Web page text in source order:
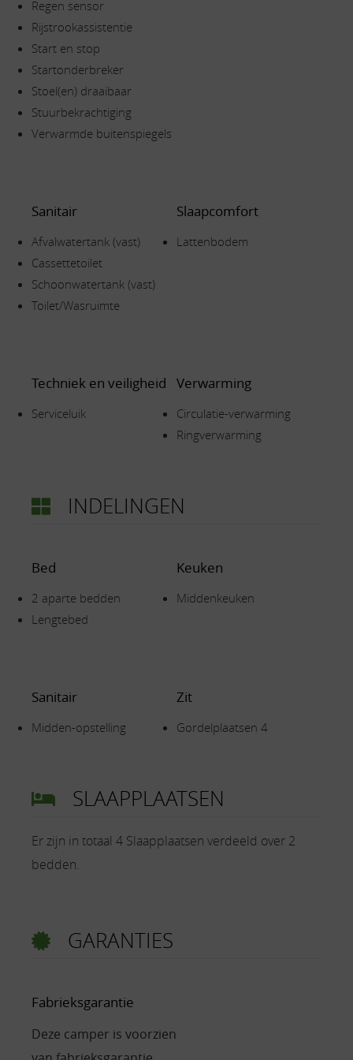
Regen sensor
Rijstrookassistentie
Start en stop
Startonderbreker
Stoel(en) draaibaar
Stuurbekrachtiging
Verwarmde buitenspiegels
Sanitair
Afvalwatertank (vast)
Cassettetoilet
Schoonwatertank (vast)
Toilet/Wasruimte
Slaapcomfort
Lattenbodem
Techniek en veiligheid
Serviceluik
Verwarming
Circulatie-verwarming
Ringverwarming
INDELINGEN
Bed
2 aparte bedden
Lengtebed
Keuken
Middenkeuken
Sanitair
Midden-opstelling
Zit
Gordelplaatsen 4
SLAAPPLAATSEN
Er zijn in totaal 4 Slaapplaatsen verdeeld over 2
bedden.
GARANTIES
Fabrieksgarantie
Deze camper is voorzien